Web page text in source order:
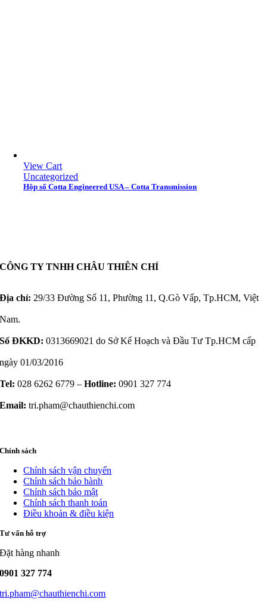
View Cart
Uncategorized
Hộp số Cotta Engineered USA – Cotta Transmission
CÔNG TY TNHH CHÂU THIÊN CHÍ
Địa chỉ: 29/33 Đường Số 11, Phường 11, Q.Gò Vấp, Tp.HCM, Việt
Nam.
Số ĐKKD: 0313669021 do Sở Kế Hoạch và Đầu Tư Tp.HCM cấp
ngày 01/03/2016
Tel: 028 6262 6779 –Hotline: 0901 327 774
Email: tri.pham@chauthienchi.com
Chính sách
Chính sách vận chuyển
Chính sách bảo hành
Chính sách bảo mật
Chính sách thanh toán
Điều khoản & điều kiện
Tư vấn hỗ trợ
Đặt hàng nhanh
0901 327 774
tri.pham@chauthienchi.com